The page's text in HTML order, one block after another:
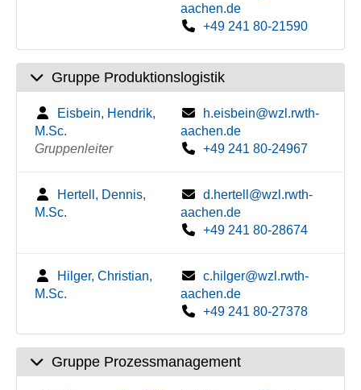
aachen.de
+49 241 80-21590
Gruppe Produktionslogistik
Eisbein, Hendrik,
M.Sc.
Gruppenleiter
h.eisbein@wzl.rwth-
aachen.de
+49 241 80-24967
Hertell, Dennis,
M.Sc.
d.hertell@wzl.rwth-
aachen.de
+49 241 80-28674
Hilger, Christian,
M.Sc.
c.hilger@wzl.rwth-
aachen.de
+49 241 80-27378
Gruppe Prozessmanagement